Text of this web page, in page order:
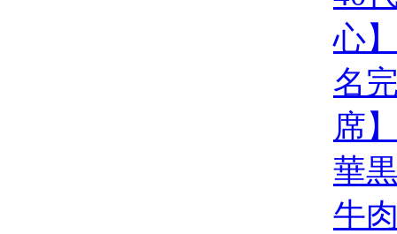
心
名
席
華
牛